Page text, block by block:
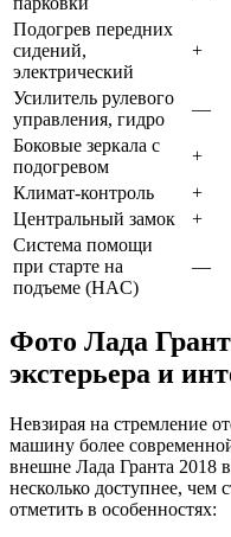
Подогрев передних
сидений,
электрический
+
Усилитель рулевого
управления, гидро
—
Боковые зеркала с
подогревом
+
Климат-контроль
+
Центральный замок
+
Система помощи
при старте на
подъеме (HAC)
—
Фото Лада
экстерьера и
Невзирая на стремление
машину более
внешне Лада Гранта 2018
несколько доступнее, чем
отметить в особенностях: